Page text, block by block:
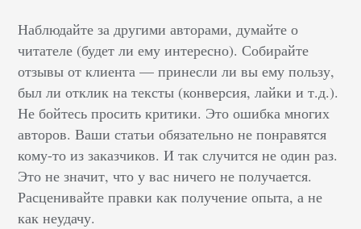
Наблюдайте за другими авторами, думайте о
читателе (будет ли ему интересно). Собирайте
отзывы от клиента –– принесли ли вы ему пользу,
был ли отклик на тексты (конверсия, лайки и т.д.).
Не бойтесь просить критики. Это ошибка многих
авторов. Ваши статьи обязательно не понравятся
кому-то из заказчиков. И так случится не один раз.
Это не значит, что у вас ничего не получается.
Расценивайте правки как получение опыта, а не
как неудачу.